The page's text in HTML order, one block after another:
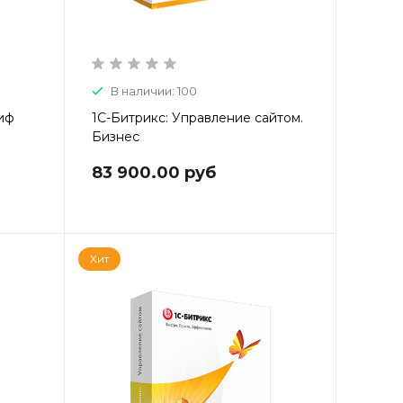
В наличии: 100
1С-Битрикс: Управление сайтом.
Бизнес
83 900.00 руб
Хит